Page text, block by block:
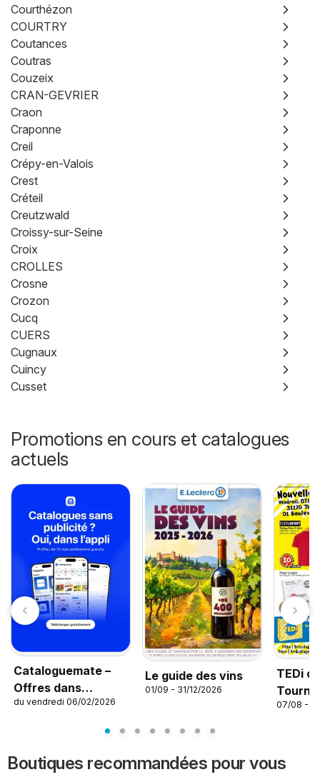
Courthézon
COURTRY
Coutances
Coutras
Couzeix
CRAN-GEVRIER
Craon
Craponne
Creil
Crépy-en-Valois
Crest
Créteil
Creutzwald
Croissy-sur-Seine
Croix
CROLLES
Crosne
Crozon
Cucq
CUERS
Cugnaux
Cuincy
Cusset
Promotions en cours et catalogues
actuels
Cataloguemate –
Offres dans
l’application
du vendredi 06/02/2026
Le guide des vins
01/09 - 31/12/2026
TEDi
07/08 -
Boutiques recommandées pour vous